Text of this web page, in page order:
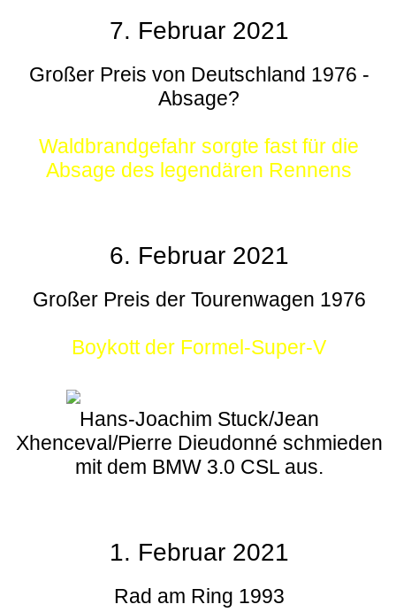
7. Februar 2021
Großer Preis von Deutschland 1976 -
Absage?
Waldbrandgefahr sorgte fast für die
Absage des legendären Rennens
6. Februar 2021
Großer Preis der Tourenwagen 1976
Boykott der Formel-Super-V
Hans-Joachim Stuck/Jean
Xhenceval/Pierre Dieudonné schmieden
mit dem BMW 3.0 CSL aus.
1. Februar 2021
Rad am Ring 1993